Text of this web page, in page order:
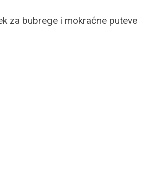
za bubrege i mokraćne puteve